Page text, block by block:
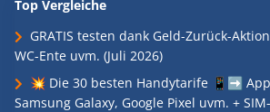
Top Vergleiche
GRATIS testen dank Geld-Zurück-
WC-Ente uvm. (Juli 2026)
💥 Die 30 besten Handytarife 📱➡️
Samsung Galaxy, Google Pixel uvm. +